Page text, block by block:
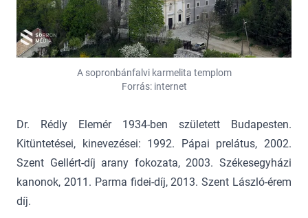
A sopronbánfalvi karmelita templom
Forrás: internet
Dr. Rédly Elemér 1934-ben született Budapesten.
Kitüntetései, kinevezései: 1992. Pápai prelátus, 2002.
Szent Gellért-díj arany fokozata, 2003. Székesegyházi
kanonok, 2011. Parma fidei-díj, 2013. Szent László-érem
díj.